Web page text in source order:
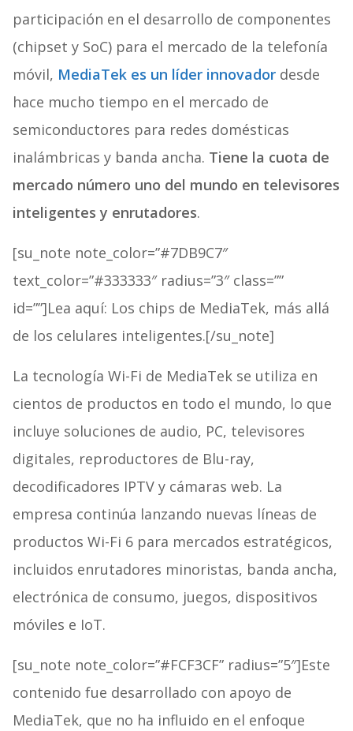
participación en el desarrollo de componentes
(chipset y SoC) para el mercado de la telefonía
móvil, MediaTek es un líder innovadordesde
hace mucho tiempo en el mercado de
semiconductores para redes domésticas
inalámbricas y banda ancha. Tiene la cuota de
mercado número uno del mundo en televisores
inteligentes y enrutadores.
[su_note note_color=”#7DB9C7″
text_color=”#333333″ radius=”3″ class=””
id=””]Lea aquí: Los chips de MediaTek, más allá
de los celulares inteligentes.[/su_note]
La tecnología Wi-Fi de MediaTek se utiliza en
cientos de productos en todo el mundo, lo que
incluye soluciones de audio, PC, televisores
digitales, reproductores de Blu-ray,
decodificadores IPTV y cámaras web. La
empresa continúa lanzando nuevas líneas de
productos Wi-Fi 6 para mercados estratégicos,
incluidos enrutadores minoristas, banda ancha,
electrónica de consumo, juegos, dispositivos
móviles e IoT.
[su_note note_color=”#FCF3CF” radius=”5″]Este
contenido fue desarrollado con apoyo de
MediaTek, que no ha influido en el enfoque